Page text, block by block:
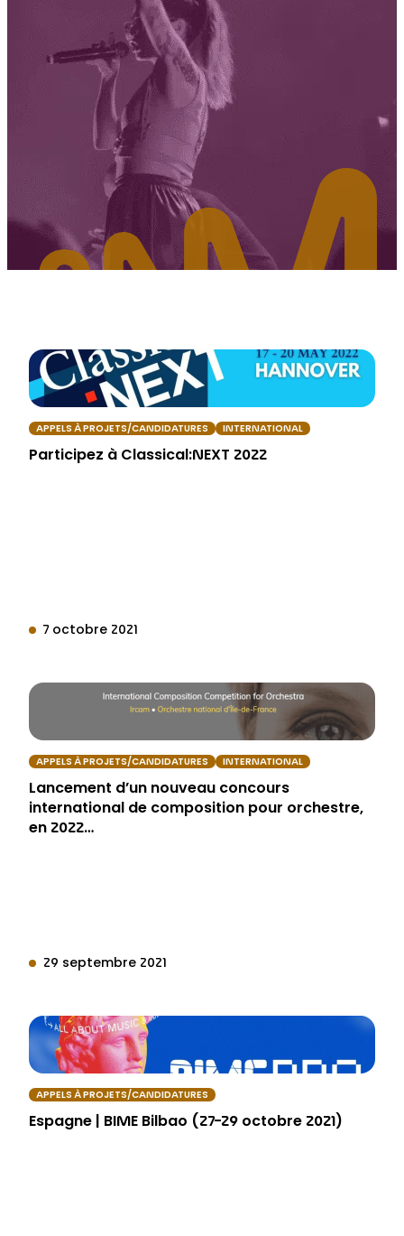
APPELS À PROJETS/CANDIDATURES INTERNATIONAL
Participez à Classical:NEXT 2022
7 octobre 2021
APPELS À PROJETS/CANDIDATURES INTERNATIONAL
Lancement d’un nouveau concours
international de composition pour orchestre,
en 2022…
29 septembre 2021
APPELS À PROJETS/CANDIDATURES
Espagne | BIME Bilbao (27-29 octobre 2021)